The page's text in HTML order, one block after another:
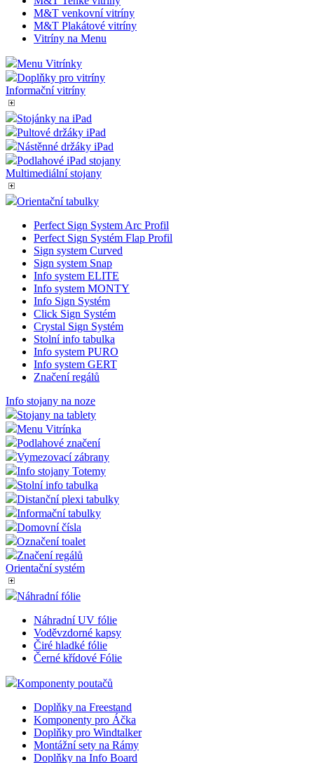
Vitríny Alpha
SCLE hluboké Vitríny
Vitrína na plakát
SCT - LED vitrína
SCT Vitríny Premium
SCT Vitríny Světelné
Stojan pro SCT a SCL vitríny
M&T Tenké vitríny
M&T Plakátové vitríny
Vitríny na Menu
Menu Vitrínky
Doplňky pro vitríny
Informační vitríny
Pultové držáky iPad
Nástěnné držáky iPad
Podlahové iPad stojany
Multimediální stojany
Orientační tabulky
Perfect Sign System Arc Profil
Perfect Sign Systém Flap Profil
Sign system Curved
Sign system Snap
Info system ELITE
Info system MONTY
Info Sign Systém
Click Sign Systém
Crystal Sign Systém
Stolní info tabulka
Info system PURO
Info system GERT
Značení regálů
Info stojany na noze
Stojany na tablety
Menu Vitrínka
Podlahové značení
Vymezovací zábrany
Info stojany Totemy
Distanční plexi tabulky
Domovní čísla
Označení toalet
Značení regálů
Orientační systém
Náhradní fólie
Náhradní UV fólie
Voděvzdorné kapsy
Čiré hladké fólie
Černé křídové Fólie